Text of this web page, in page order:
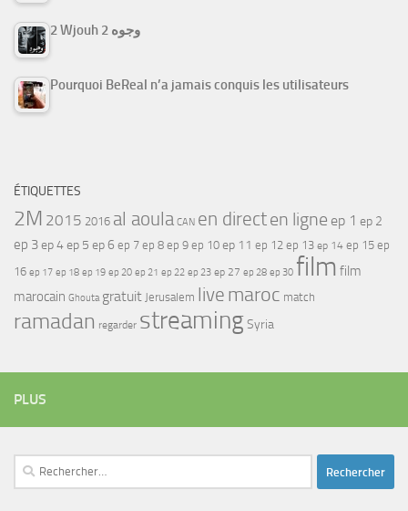
2 Wjouh 2 وجوه
Pourquoi BeReal n’a jamais conquis les utilisateurs
ÉTIQUETTES
2M 2015 2016 al aoula CAN en directen ligne ep 1 ep 2
ep 3ep 4ep 5 ep 6 ep 7 ep 8 ep 9 ep 10 ep 11 ep 12 ep 13 ep 14 ep 15 ep
16 ep 17 ep 18 ep 19 ep 20 ep 21 ep 22 ep 23 ep 27 ep 28 ep 30 film film
marocain Ghouta gratuit Jerusalem live maroc match
ramadan regarder streamingSyria
PLUS
Rechercher :